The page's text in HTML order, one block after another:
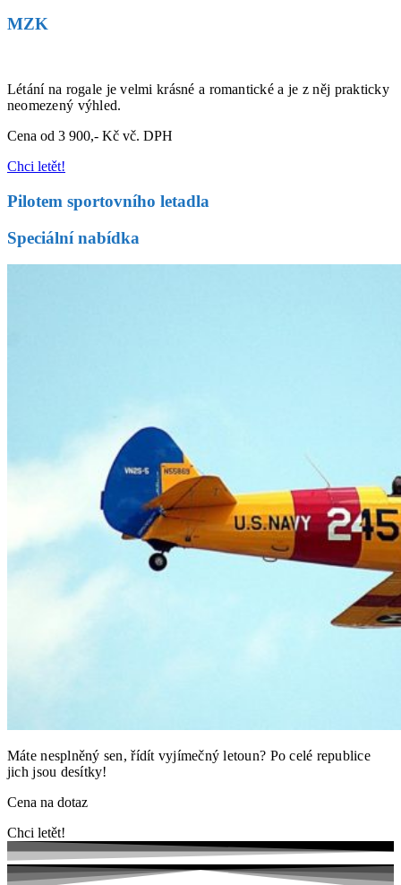
MZK
Létání na rogale je velmi krásné a romantické a je z něj prakticky
neomezený výhled.
Cena od 3 900,- Kč vč. DPH
Chci letět!
Pilotem sportovního letadla
Speciální nabídka
Máte nesplněný sen, řídít vyjímečný letoun? Po celé republice
jich jsou desítky!
Cena na dotaz
Chci letět!